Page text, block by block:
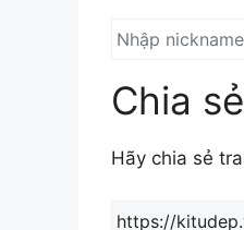
Chia
Hãy chia sẻ